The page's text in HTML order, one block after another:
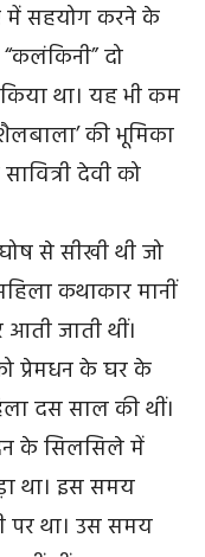
में सहयोग करने के
दो
था। यह भी कम
की भूमिका
देवी को
से सीखी थी जो
कथाकार मानीं
जाती थीं।
प्रेमधन के घर के
दस साल की थीं।
के सिलसिले में
था। इस समय
पर था। उस समय